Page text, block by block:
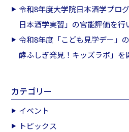
令和8年度大学院日本酒学プロ
日本酒学実習」の官能評価を行
令和8年度「こども見学デー」
酵ふしぎ発見！キッズラボ」を
カテゴリー
イベント
トピックス